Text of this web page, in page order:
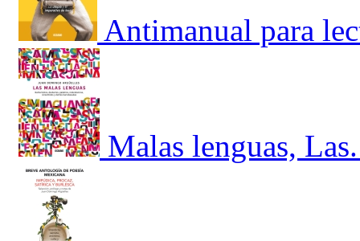
Antimanual para
Malas lenguas,